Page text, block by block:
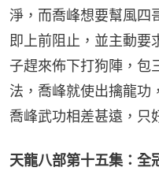
淨，而喬峰想要幫風四
即上前阻止，並主動要
子趕來佈下打狗陣，包
法，喬峰就使出擒龍功
喬峰武功相差甚遠，只
天龍八部第十五集：全